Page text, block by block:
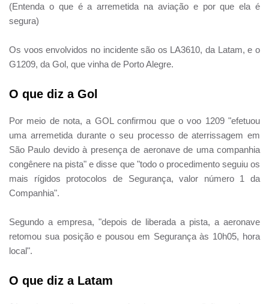
(Entenda o que é a arremetida na aviação e por que ela é
segura)
Os voos envolvidos no incidente são os LA3610, da Latam, e o
G1209, da Gol, que vinha de Porto Alegre.
O que diz a Gol
Por meio de nota, a GOL confirmou que o voo 1209 "efetuou
uma arremetida durante o seu processo de aterrissagem em
São Paulo devido à presença de aeronave de uma companhia
congênere na pista" e disse que "todo o procedimento seguiu os
mais rígidos protocolos de Segurança, valor número 1 da
Companhia".
Segundo a empresa, "depois de liberada a pista, a aeronave
retomou sua posição e pousou em Segurança às 10h05, hora
local".
O que diz a Latam